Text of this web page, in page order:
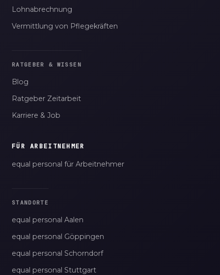
Lohnabrechnung
Vermittlung von Pflegekräften
RATGEBER & WISSEN
Blog
Ratgeber Zeitarbeit
Karriere & Job
FÜR ARBEITNEHMER
equal personal für Arbeitnehmer
STANDORTE
equal personal Aalen
equal personal Göppingen
equal personal Schorndorf
equal personal Stuttgart